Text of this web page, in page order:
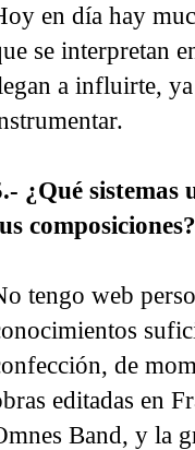
en día hay
se interpretan
a influirte, ya
¿Qué
composiciones?
tengo web
de
editadas en
Band, y la